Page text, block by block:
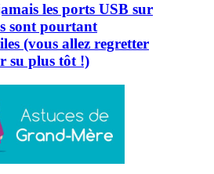
les ports USB sur
sont pourtant
(vous allez regretter
su plus tôt !)